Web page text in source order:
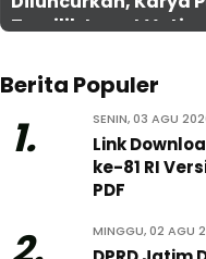
Terpilih Lewat
Berita Populer
1. SENIN, 03 AGU
Link
ke-81 RI
PDF
MINGGU, 02 AGU